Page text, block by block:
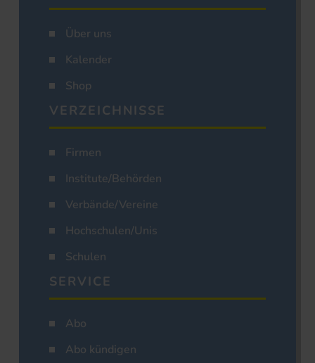
Über uns
Kalender
Shop
VERZEICHNISSE
Firmen
Institute/Behörden
Verbände/Vereine
Hochschulen/Unis
Schulen
SERVICE
Abo
Abo kündigen